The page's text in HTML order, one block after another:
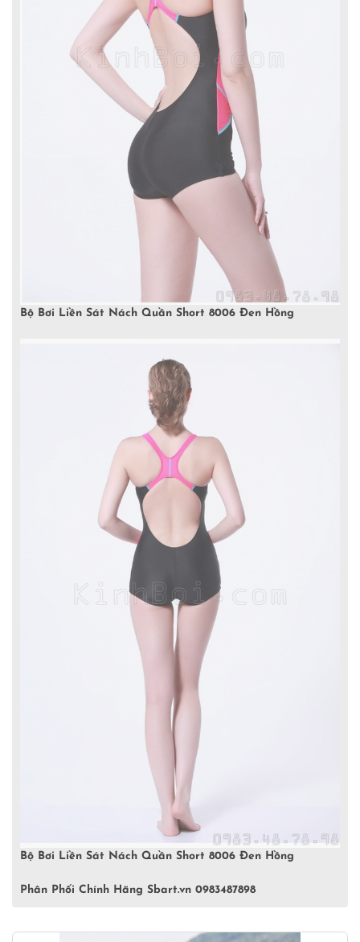
Bộ Bơi Liền Sát Nách Quần Short 8006 Đen Hồng
Bộ Bơi Liền Sát Nách Quần Short 8006 Đen Hồng
Phân Phối Chính Hãng Sbart.vn 0983487898